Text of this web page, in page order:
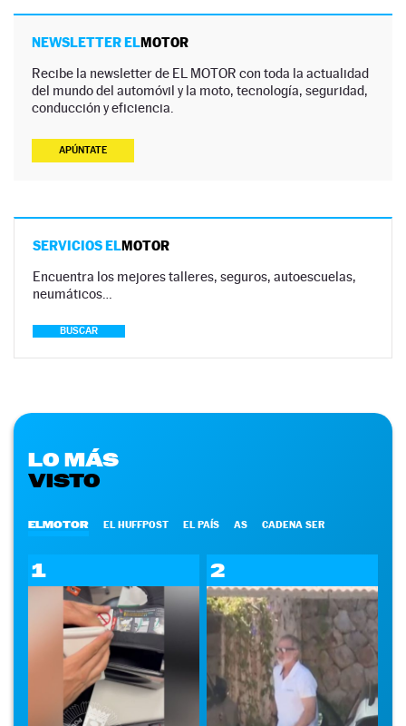
NEWSLETTER ELMOTOR
Recibe la newsletter de EL MOTOR con toda la actualidad
del mundo del automóvil y la moto, tecnología, seguridad,
conducción y eficiencia.
APÚNTATE
SERVICIOS ELMOTOR
Encuentra los mejores talleres, seguros, autoescuelas,
neumáticos…
BUSCAR
LO MÁS
VISTO
ELMOTOR EL HUFFPOST EL PAÍS AS CADENA SER
1 2